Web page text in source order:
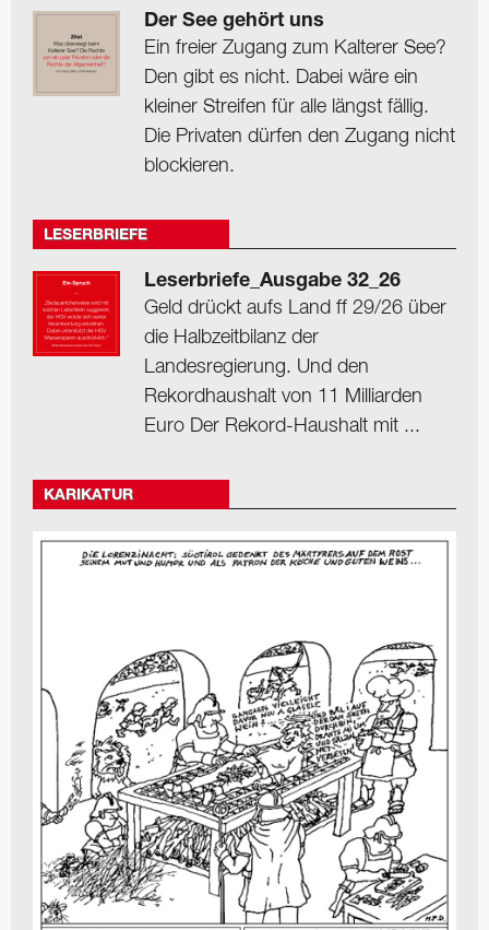
Der See gehört uns
Ein freier Zugang zum Kalterer See?
Den gibt es nicht. Dabei wäre ein
kleiner Streifen für alle längst fällig.
Die Privaten dürfen den Zugang nicht
blockieren.
LESERBRIEFE
Leserbriefe_Ausgabe 32_26
Geld drückt aufs Land ff 29/26 über
die Halbzeitbilanz der
Landesregierung. Und den
Rekordhaushalt von 11 Milliarden
Euro Der Rekord-Haushalt mit ...
KARIKATUR